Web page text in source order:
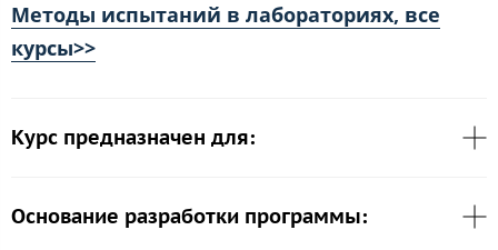
Методы испытаний в лабораториях, все
курсы>>
Курс предназначен для:
Основание разработки программы: